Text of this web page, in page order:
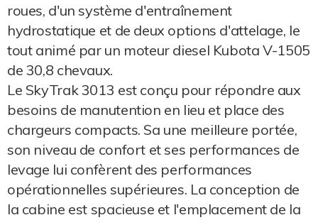
roues, d'un système d'entraînement
hydrostatique et de deux options d'attelage, le
tout animé par un moteur diesel Kubota V-1505
de 30,8 chevaux.
Le SkyTrak 3013 est conçu pour répondre aux
besoins de manutention en lieu et place des
chargeurs compacts. Sa une meilleure portée,
son niveau de confort et ses performances de
levage lui confèrent des performances
opérationnelles supérieures. La conception de
la cabine est spacieuse et l'emplacement de la